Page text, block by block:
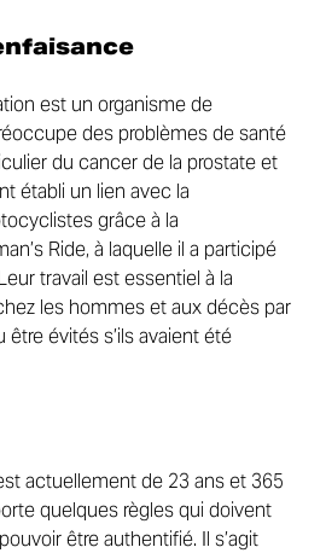
est un organisme de
des problèmes de santé
du cancer de la prostate et
établi un lien avec la
grâce à la
Ride, à laquelle il a participé
travail est essentiel à la
les hommes et aux décès par
évités s’ils avaient été
actuellement de 23 ans et 365
quelques règles qui doivent
être authentifié. Il s’agit